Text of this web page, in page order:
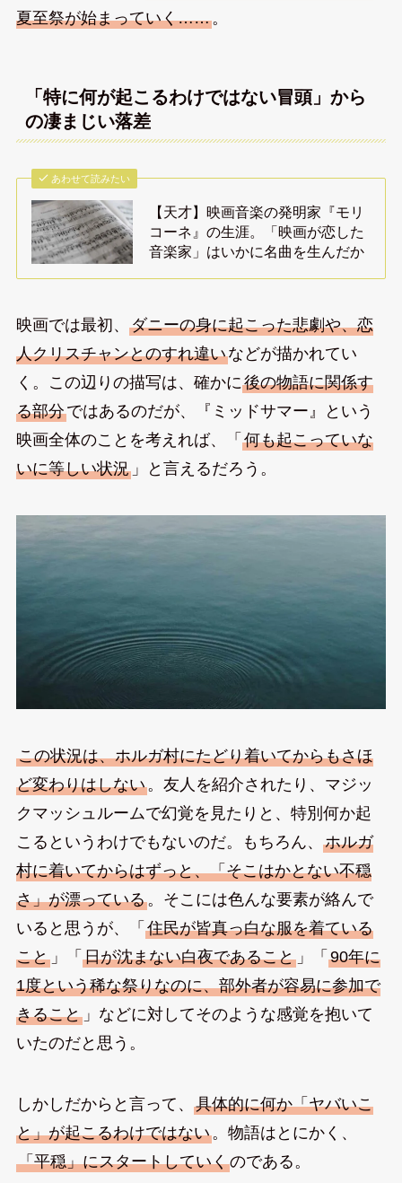
夏至祭が始まっていく……。
「特に何が起こるわけではない冒頭」から
の凄まじい落差
あわせて読みたい
【天才】映画音楽の発明家『モリ
コーネ』の生涯。「映画が恋した
音楽家」はいかに名曲を生んだか
映画では最初、 ダニーの身に起こった悲劇や、恋
人クリスチャンとのすれ違いなどが描かれてい
く。この辺りの描写は、確かに後の物語に関係す
る部分ではあるのだが、『ミッドサマー』という
映画全体のことを考えれば、「 何も起こっていな
いに等しい状況」と言えるだろう。
この状況は、ホルガ村にたどり着いてからもさほ
ど変わりはしない。友人を紹介されたり、マジッ
クマッシュルームで幻覚を見たりと、特別何か起
こるというわけでもないのだ。もちろん、 ホルガ
村に着いてからはずっと、「そこはかとない不穏
さ」が漂っている。そこには色んな要素が絡んで
いると思うが、「 住民が皆真っ白な服を着ている
こと」「 日が沈まない白夜であること」「 90年に
1度という稀な祭りなのに、部外者が容易に参加で
きること」などに対してそのような感覚を抱いて
いたのだと思う。
しかしだからと言って、 具体的に何か「ヤバいこ
と」が起こるわけではない。物語はとにかく、
「平穏」にスタートしていくのである。